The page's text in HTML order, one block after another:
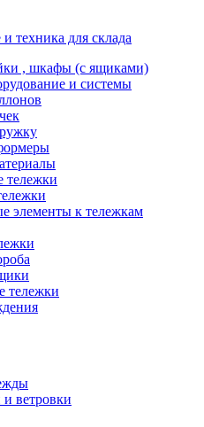
техника для склада
, шкафы (с ящиками)
и системы
тележки
элементы к тележкам
тележки
и ветровки